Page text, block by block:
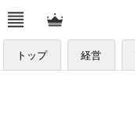
トップ 経営